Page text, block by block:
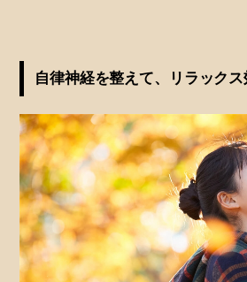
自律神経を整えて、リラックス